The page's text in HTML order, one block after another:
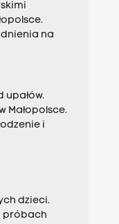
na
upałów.
Małopolsce.
i
dzieci.
próbach